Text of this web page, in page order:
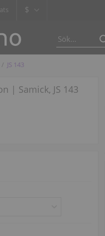
$
JS 143
| Samick, JS 143